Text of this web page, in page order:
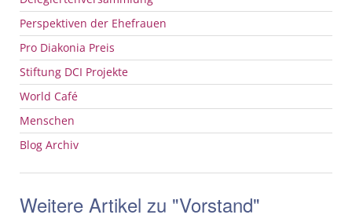
Perspektiven der Ehefrauen
Pro Diakonia Preis
Stiftung DCI Projekte
World Café
Menschen
Blog Archiv
Weitere Artikel zu "Vorstand"